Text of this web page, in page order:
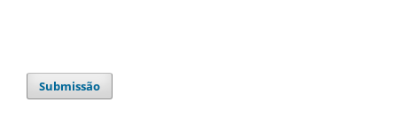
Submissão